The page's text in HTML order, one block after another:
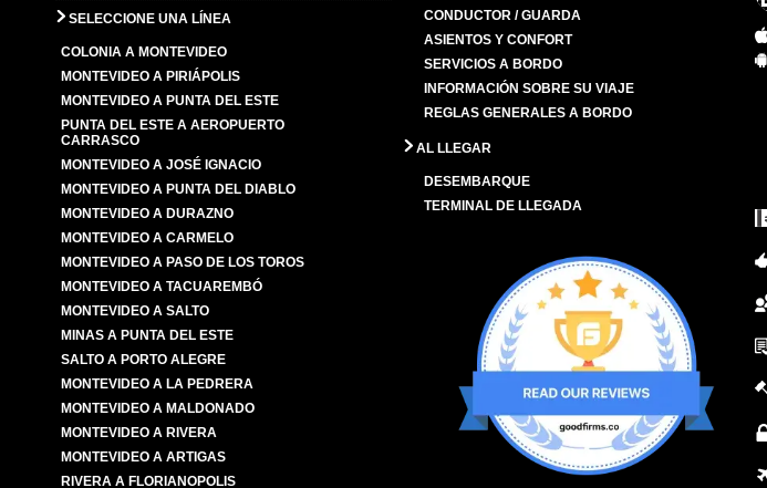
SELECCIONE UNA LÍNEA
COLONIA A MONTEVIDEO
MONTEVIDEO A PIRIÁPOLIS
MONTEVIDEO A PUNTA DEL ESTE
PUNTA DEL ESTE A AEROPUERTO
CARRASCO
MONTEVIDEO A JOSÉ IGNACIO
MONTEVIDEO A PUNTA DEL DIABLO
MONTEVIDEO A DURAZNO
MONTEVIDEO A CARMELO
MONTEVIDEO A PASO DE LOS TOROS
MONTEVIDEO A TACUAREMBÓ
MONTEVIDEO A SALTO
MINAS A PUNTA DEL ESTE
SALTO A PORTO ALEGRE
MONTEVIDEO A LA PEDRERA
MONTEVIDEO A MALDONADO
MONTEVIDEO A RIVERA
MONTEVIDEO A ARTIGAS
RIVERA A FLORIANOPOLIS
CONDUCTOR / GUARDA
ASIENTOS Y CONFORT
SERVICIOS A BORDO
INFORMACIÓN SOBRE SU VIAJE
REGLAS GENERALES A BORDO
AL LLEGAR
DESEMBARQUE
TERMINAL DE LLEGADA